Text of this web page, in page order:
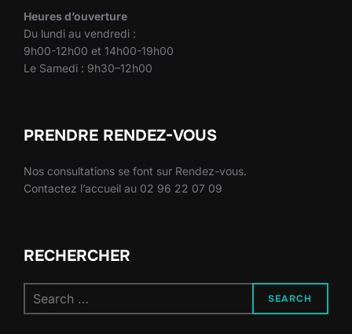
Heures d’ouverture
Du lundi au vendredi :
9h00-12h00 et 14h00-19h00
Le Samedi : 9h30–12h00
PRENDRE RENDEZ-VOUS
Nos consultations se font sur Rendez-vous.
Contactez l’accueil au 02 96 22 07 09
RECHERCHER
Search
SEARCH